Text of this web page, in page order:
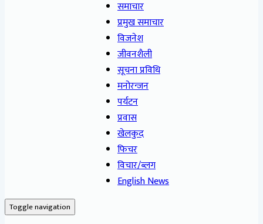
समाचार
प्रमुख समाचार
विजनेश
जीवनशैली
सूचना प्रविधि
मनोरन्जन
पर्यटन
प्रवास
खेलकुद
फिचर
विचार/ब्लग
English News
Toggle navigation